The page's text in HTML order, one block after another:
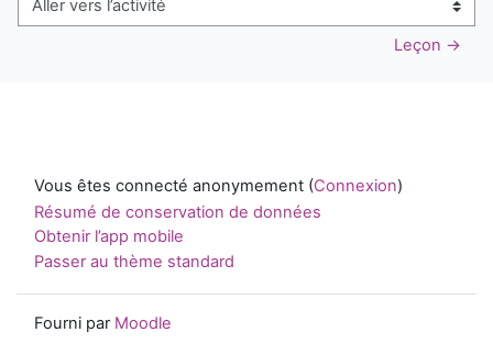
Aller vers l’activité
Leçon →
Vous êtes connecté anonymement (Connexion)
Résumé de conservation de données
Obtenir l’app mobile
Passer au thème standard
Fourni par Moodle